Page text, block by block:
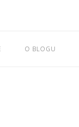
O BLOGU